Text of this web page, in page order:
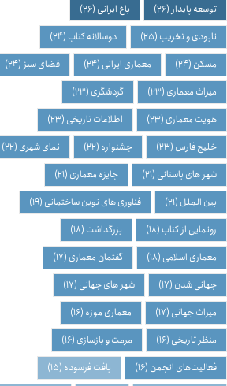
توسعه پایدار (26) باغ ایرانی (26)
نابودی و تخریب (25) دوسالانه کتاب (24)
مسکن (24) معماری ایرانی (24) فضای سبز (24)
میراث معماری (23) گردشگری (23)
هویت معماری (23) اطلاعات تاریخی (23)
خلیج فارس (23) جشنواره (22) نمای شهری (22)
شهر های باستانی (21) جایزه معماری (21)
بین الملل (21) فناوری های نوین ساختمانی (19)
رونمایی از کتاب (18) بزرگداشت (18)
معماری اسلامی (18) گفتمان معماری (17)
جهانی شدن (17) شهر های جهانی (17)
میراث جهانی (17) معماری موزه (16)
منظر تاریخی (16) مرمت و بازسازی (16)
فعالیت‌های انجمن (16) بافت فرسوده (15)